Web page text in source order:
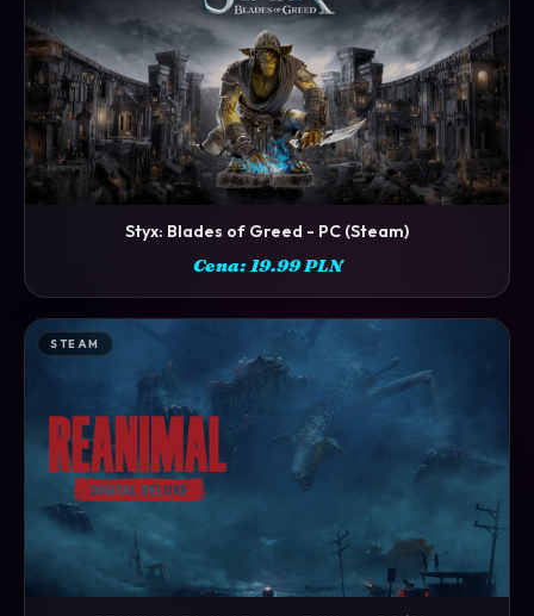
ZOBACZ →
Styx: Blades of Greed - PC (Steam)
Cena: 19.99 PLN
STEAM